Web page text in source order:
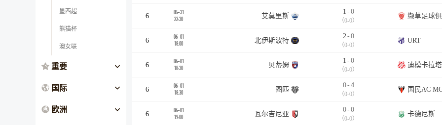
墨西超
熊猫杯
澳女联
重要
国际
欧洲
6
05-31
22:30
艾莫里斯
1 - 0
（0-0）
缬草足球
6
06-01
18:00
北伊斯波特
2 - 0
（0-0）
URT
6
06-01
18:30
贝蒂姆
1 - 0
（0-0）
迪模卡拉
6
06-01
18:30
图匹
0- 4
（0-0）
国民AC
6
06-01
19:00
瓦尔吉尼亚
0- 0
（0-0）
卡德尼斯